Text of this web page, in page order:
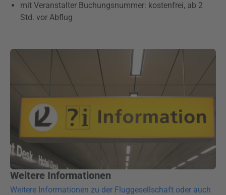
mit Veranstalter Buchungsnummer: kostenfrei, ab 2
Std. vor Abflug
Weitere Informationen
Weitere Informationen zu der Fluggesellschaft oder auch